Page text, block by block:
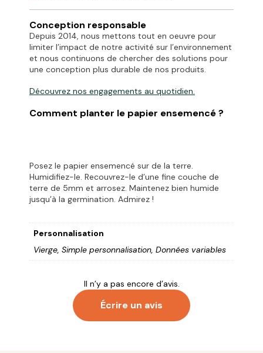
Conception responsable
Depuis 2014, nous mettons tout en oeuvre pour
limiter l’impact de notre activité sur l’environnement
et nous continuons de chercher des solutions pour
une conception plus durable de nos produits.
Découvrez nos engagements au quotidien.
Comment planter le papier ensemencé ?
Posez le papier ensemencé sur de la terre.
Humidifiez-le. Recouvrez-le d’une fine couche de
terre de 5mm et arrosez. Maintenez bien humide
jusqu’à la germination. Admirez !
Personnalisation
Vierge, Simple personnalisation, Données variables
Il n’y a pas encore d’avis.
Écrire un avis